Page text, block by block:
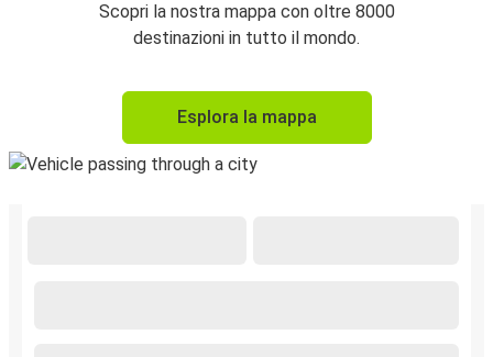
Scopri la nostra mappa con oltre 8000
destinazioni in tutto il mondo.
Esplora la mappa